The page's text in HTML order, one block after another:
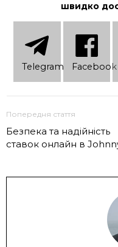
швидко
Telеgram Facebook
Попередня стаття
Безпека та надійність
ставок онлайн в